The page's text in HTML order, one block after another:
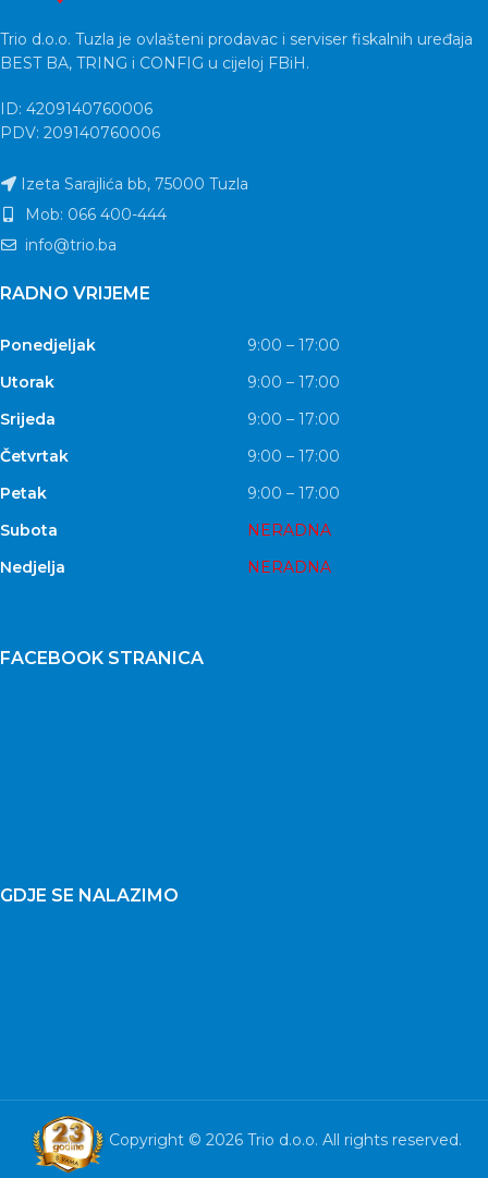
Trio d.o.o. Tuzla je ovlašteni prodavac i serviser fiskalnih uređaja
BEST BA, TRING i CONFIG u cijeloj FBiH.
ID: 4209140760006
PDV: 209140760006
Izeta Sarajlića bb, 75000 Tuzla
Mob: 066 400-444
info@trio.ba
RADNO VRIJEME
Ponedjeljak
9:00 – 17:00
Utorak
9:00 – 17:00
Srijeda
9:00 – 17:00
Četvrtak
9:00 – 17:00
Petak
9:00 – 17:00
Subota
NERADNA
Nedjelja
NERADNA
FACEBOOK STRANICA
GDJE SE NALAZIMO
Copyright © 2026 Trio d.o.o. All rights reserved.